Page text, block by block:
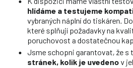
hlídáme a testujeme
vybraných náplní do tiskáren.
které splňují požadavky na
poruchovost a dostatečnou
Jsme schopni garantovat, že s
stránek, kolik je uvedeno v